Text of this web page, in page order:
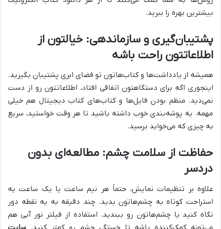
بیشترین بهره را ببرید.
پشتیبان‌گیری و سازماندهی: خیالتون از
اطلاعاتتون راحت باشه
همیشه از یادداشت‌ها و کتاب‌هاتون تو فضای ابری پشتیبان بگیرید.
اینجوری اگه برای دستگاهتون اتفاقی افتاد، اطلاعاتتون رو از دست
نمی‌دید. منظم بودن فایل‌ها و کتاب‌های کتاب دیجیتال هم خیلی
مهمه. یه پوشه‌بندی خوب داشته باشید تا هر وقت خواستید، سریع
به چیزی که می‌خواید برسید.
حفاظت از سلامت چشم: مطالعه‌ای بدون
دردسر
علاوه بر تنظیمات نمایش، حتماً هر نیم ساعت یا یک ساعت یه
استراحت کوتاه به چشم‌هاتون بدید. چند دقیقه به یه نقطه دور
نگاه کنید یا چشم‌هاتون رو ببندید. استفاده از فیلتر نور آبی هم